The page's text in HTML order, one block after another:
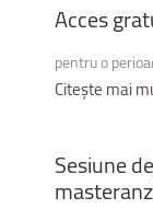
Acces
pentru o
Citește mai
Sesiunede